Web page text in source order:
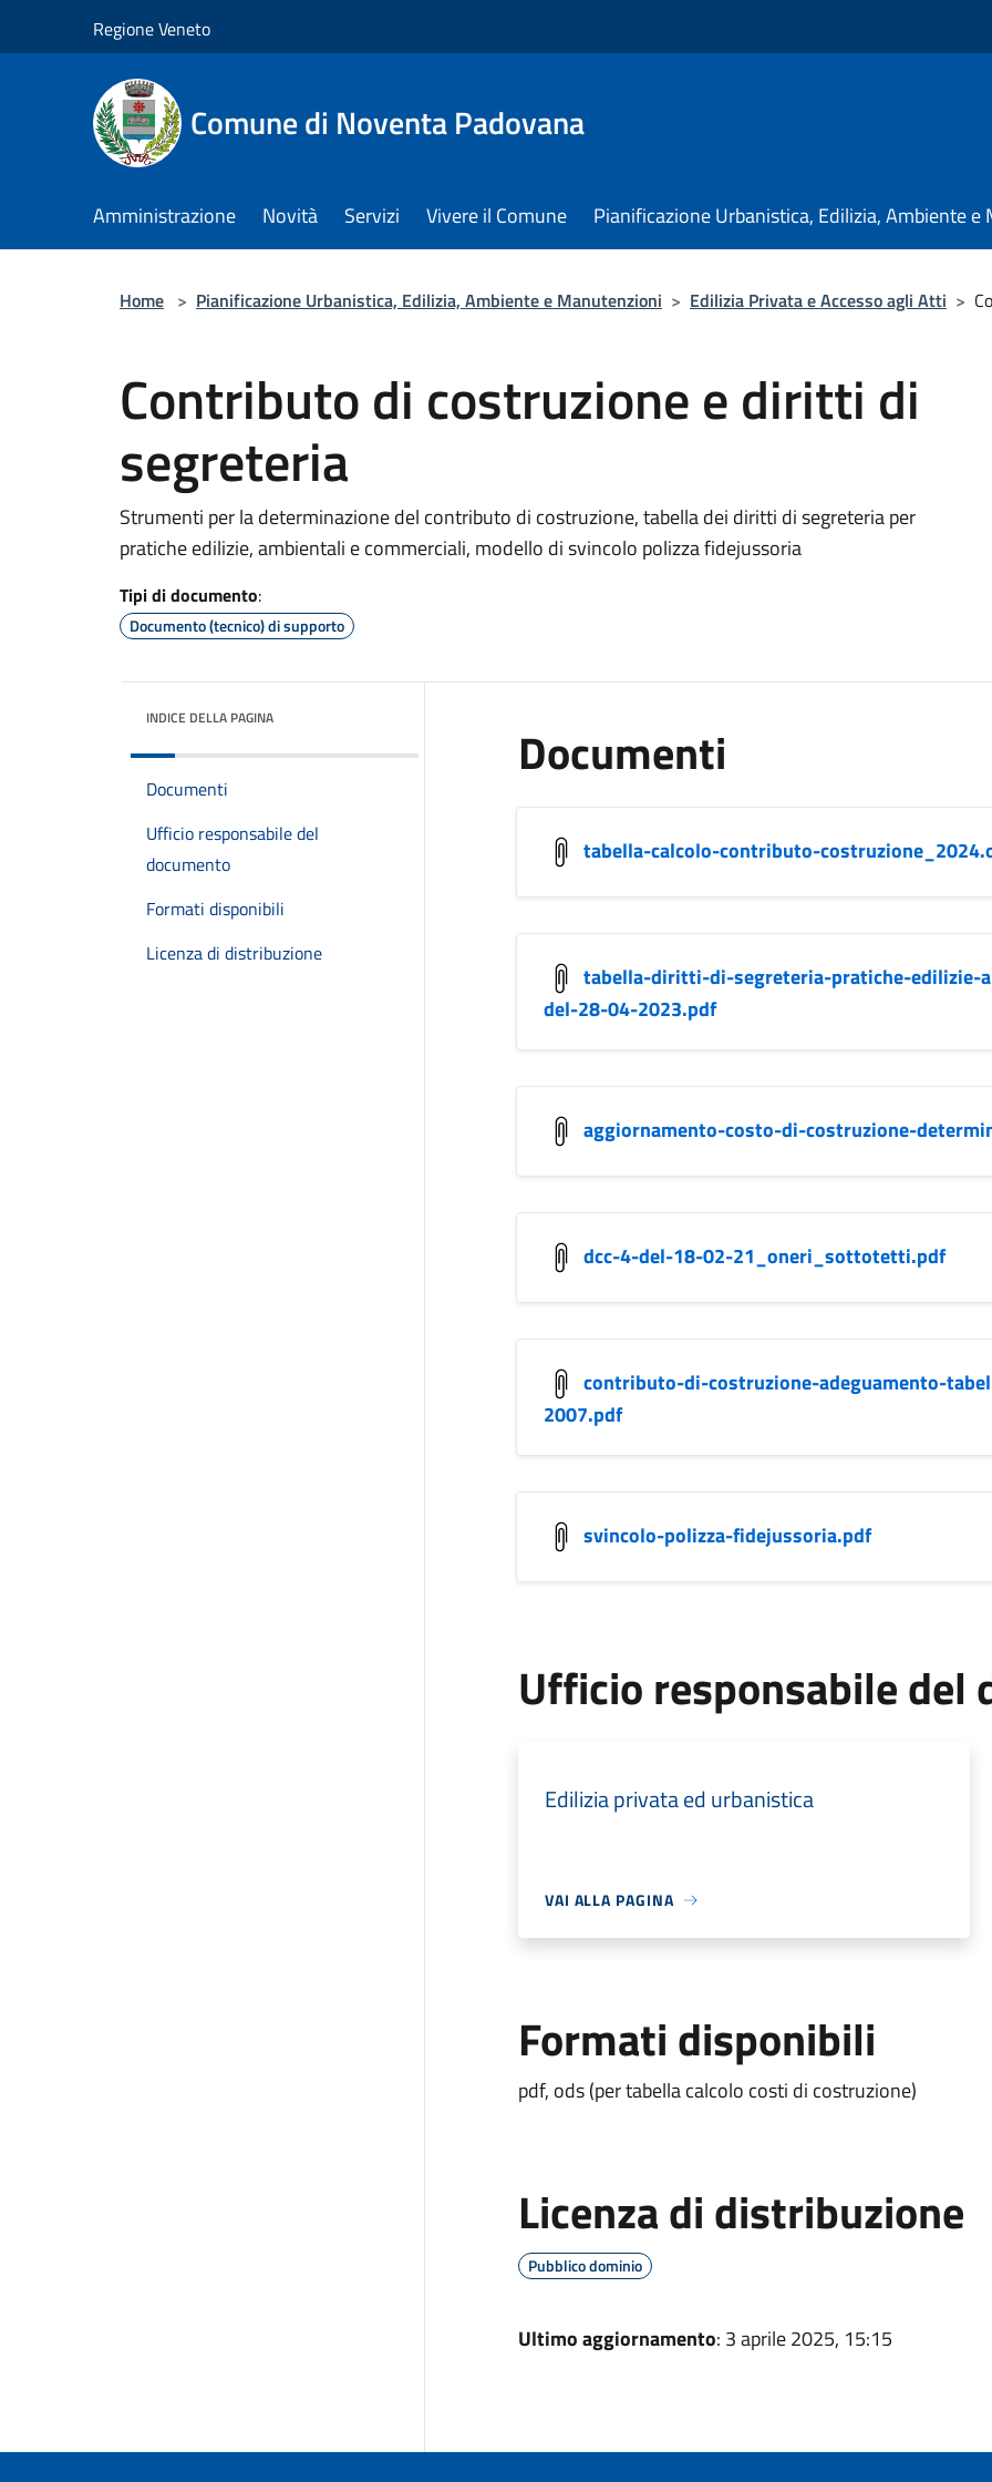
Regione Veneto
Comune di Noventa Padovana
Amministrazione Novità Servizi Vivere il Comune Pianificazione Urbanistica, Edilizia, Ambiente e
Home > Pianificazione Urbanistica, Edilizia, Ambiente e Manutenzioni > Edilizia Privata e Accesso agli Atti >
Contributo di costruzione e diritti di
segreteria
Strumenti per la determinazione del contributo di costruzione, tabella dei diritti di segreteria per
pratiche edilizie, ambientali e commerciali, modello di svincolo polizza fidejussoria
Tipi di documento:
Documento (tecnico) di supporto
INDICE DELLA PAGINA
Documenti
Ufficio responsabile del
documento
Formati disponibili
Licenza di distribuzione
Documenti
tabella-calcolo-contributo-
tabella-diritti-di-segreteria-pratiche-edilizie-
del-28-04-2023.pdf
aggiornamento-costo-di-costruzione-
dcc-4-del-18-02-21_oneri_sottotetti.pdf
contributo-di-costruzione-adeguamento-
2007.pdf
svincolo-polizza-fidejussoria.pdf
Ufficio responsabile del
Edilizia privata ed urbanistica
VAI ALLA PAGINA
Formati disponibili
pdf, ods (per tabella calcolo costi di costruzione)
Licenza di distribuzione
Pubblico dominio
Ultimo aggiornamento: 3 aprile 2025, 15:15